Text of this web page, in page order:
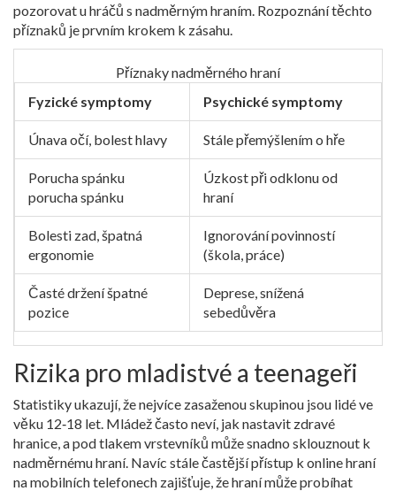
pozorovat u hráčů s nadměrným hraním. Rozpoznání těchto
příznaků je prvním krokem k zásahu.
Příznaky nadměrného hraní
Fyzické symptomy
Psychické symptomy
Únava očí, bolest hlavy Stále přemýšlením o hře
Porucha spánku
porucha spánku
Úzkost při odklonu od
hraní
Bolesti zad, špatná
ergonomie
Ignorování povinností
(škola, práce)
Časté držení špatné
pozice
Deprese, snížená
sebedůvěra
Rizika pro mladistvé a teenageři
Statistiky ukazují, že nejvíce zasaženou skupinou jsou lidé ve
věku 12‑18 let. Mládež často neví, jak nastavit zdravé
hranice, a pod tlakem vrstevníků může snadno sklouznout k
nadměrnému hraní. Navíc stále častější přístup k online hraní
na mobilních telefonech zajišťuje, že hraní může probíhat